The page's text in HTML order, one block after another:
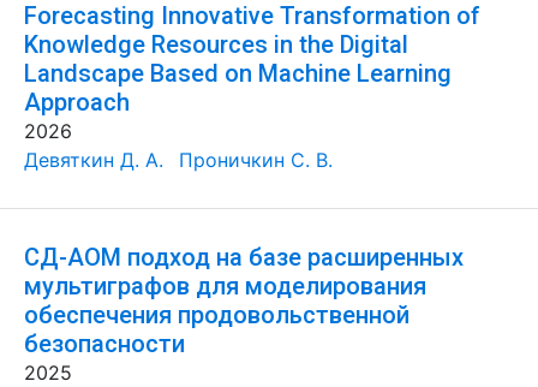
Forecasting Innovative Transformation of
Knowledge Resources in the Digital
Landscape Based on Machine Learning
Approach
2026
Девяткин Д. А.
Проничкин С. В.
СД-АОМ подход на базе расширенных
мультиграфов для моделирования
обеспечения продовольственной
безопасности
2025